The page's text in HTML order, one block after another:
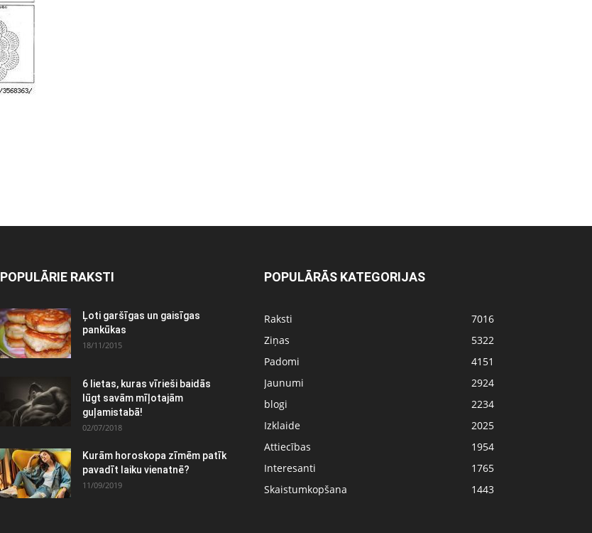
POPULĀRIE RAKSTI
Ļoti garšīgas un gaisīgas
pankūkas
18/11/2015
6 lietas, kuras vīrieši baidās
lūgt savām mīļotajām
guļamistabā!
02/07/2018
Kurām horoskopa zīmēm patīk
pavadīt laiku vienatnē?
11/09/2019
POPULĀRĀS KATEGORIJAS
Raksti
7016
Ziņas
5322
Padomi
4151
Jaunumi
2924
blogi
2234
Izklaide
2025
Attiecības
1954
Interesanti
1765
Skaistumkopšana
1443